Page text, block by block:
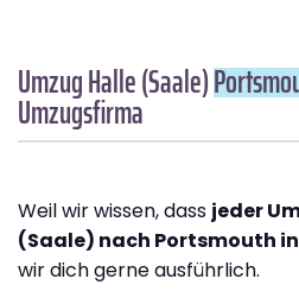
Umzug Halle (Saale)
Umzugsfirma
Weil wir wissen, dass jeder
(Saale) nach Portsmouth
wir dich gerne ausführlich.